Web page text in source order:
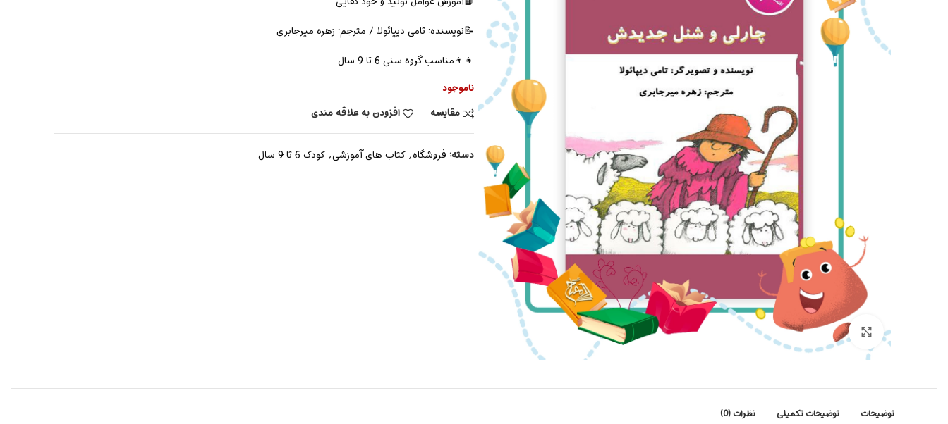
بزرگنمایی تصویر
📝نویسنده: تامی دیپائولا / مترجم: زهره میرجابری
👧👦مناسب گروه سنی 6 تا 9 سال
ناموجود
مقایسه
افزودن به علاقه مندی
دسته: فروشگاه,کتاب های آموزشی,کودک 6 تا 9 سال
توضیحات توضیحات تکمیلی نظرات (0)